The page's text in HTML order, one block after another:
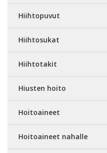
Hiihtopuvut
Hiihtosukat
Hiihtotakit
Hiusten hoito
Hoitoaineet
Hoitoaineet nahalle